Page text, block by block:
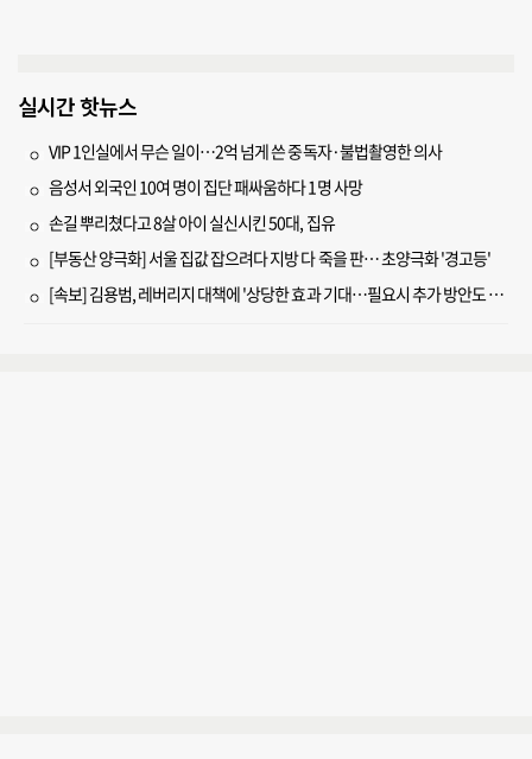
실시간 핫뉴스
VIP 1인실에서 무슨 일이…2억 넘게 쓴 중독자·불법촬영한 의사
음성서 외국인 10여 명이 집단 패싸움하다 1명 사망
손길 뿌리쳤다고 8살 아이 실신시킨 50대, 집유
[부동산 양극화] 서울 집값 잡으려다 지방 다 죽을 판… 초양극화 '경고등'
[속보] 김용범, 레버리지 대책에 '상당한 효과 기대…필요시 추가 방안도 검토'